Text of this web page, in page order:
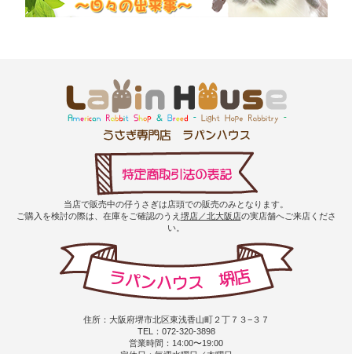
当店で販売中の仔うさぎは店頭での販売のみとなります。
ご購入を検討の際は、在庫をご確認のうえ 堺店／北大阪店の実店舗へご来店くださ
い。
住所：大阪府堺市北区東浅香山町２丁７３−３７
TEL：072-320-3898
営業時間：14:00〜19:00